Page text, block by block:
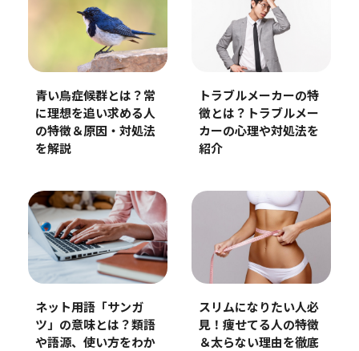
青い鳥症候群とは？常
に理想を追い求める人
の特徴＆原因・対処法
を解説
トラブルメーカーの特
徴とは？トラブルメー
カーの心理や対処法を
紹介
ネット用語「サンガ
ツ」の意味とは？類語
や語源、使い方をわか
スリムになりたい人必
見！痩せてる人の特徴
＆太らない理由を徹底